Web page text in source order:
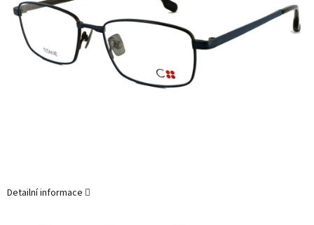
Detailní informace